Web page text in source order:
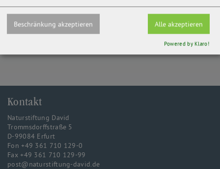
ZURÜCK
Kontakt
Naturstiftung David
Trommsdorffstraße 5
D-99084 Erfurt
Fon +49 361 710 129-0
Fax +49 361 710 129-99
post@naturstiftung-david.de
Beschränkung akzeptieren Alle akzeptieren
Powered by Klaro!